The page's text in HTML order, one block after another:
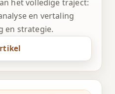
het volledige traject:
en vertaling
en strategie.